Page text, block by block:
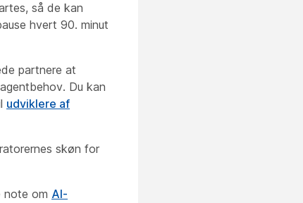
så de kan
hvert 90. minut
partnere at
Du kan
udviklere af
skøn for
note om AI-